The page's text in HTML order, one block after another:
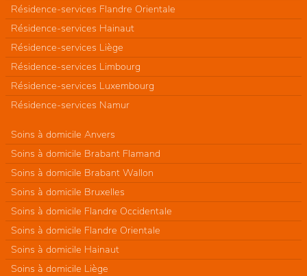
Résidence-services Flandre Orientale
Résidence-services Hainaut
Résidence-services Liège
Résidence-services Limbourg
Résidence-services Luxembourg
Résidence-services Namur
Soins à domicile Anvers
Soins à domicile Brabant Flamand
Soins à domicile Brabant Wallon
Soins à domicile Bruxelles
Soins à domicile Flandre Occidentale
Soins à domicile Flandre Orientale
Soins à domicile Hainaut
Soins à domicile Liège